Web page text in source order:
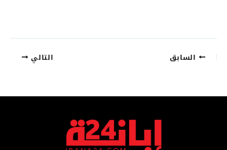
السابق التالي